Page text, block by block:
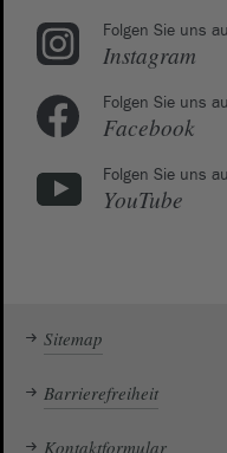
Folgen Sie uns
Instagram
Folgen Sie uns
Facebook
Folgen Sie uns
YouTube
Sitemap
Barrierefreiheit
Kontaktformular